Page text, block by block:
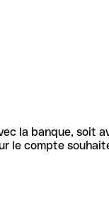
la banque, soit
le compte